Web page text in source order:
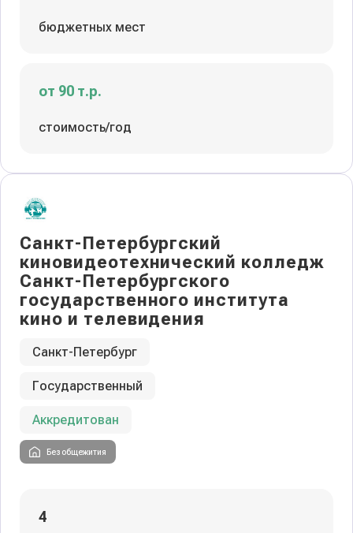
бюджетных мест
от 90 т.р.
стоимость/год
Санкт-Петербургский
киновидеотехнический колледж
Санкт-Петербургского
государственного института
кино и телевидения
Санкт-Петербург
Государственный
Аккредитован
Без общежития
4